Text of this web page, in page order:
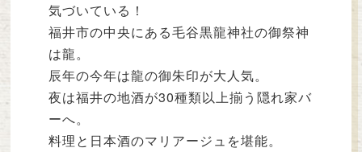
気づいている！
福井市の中央にある毛谷黒龍神社の御祭神
は龍。
辰年の今年は龍の御朱印が大人気。
夜は福井の地酒が30種類以上揃う隠れ家バ
ーへ。
料理と日本酒のマリアージュを堪能。